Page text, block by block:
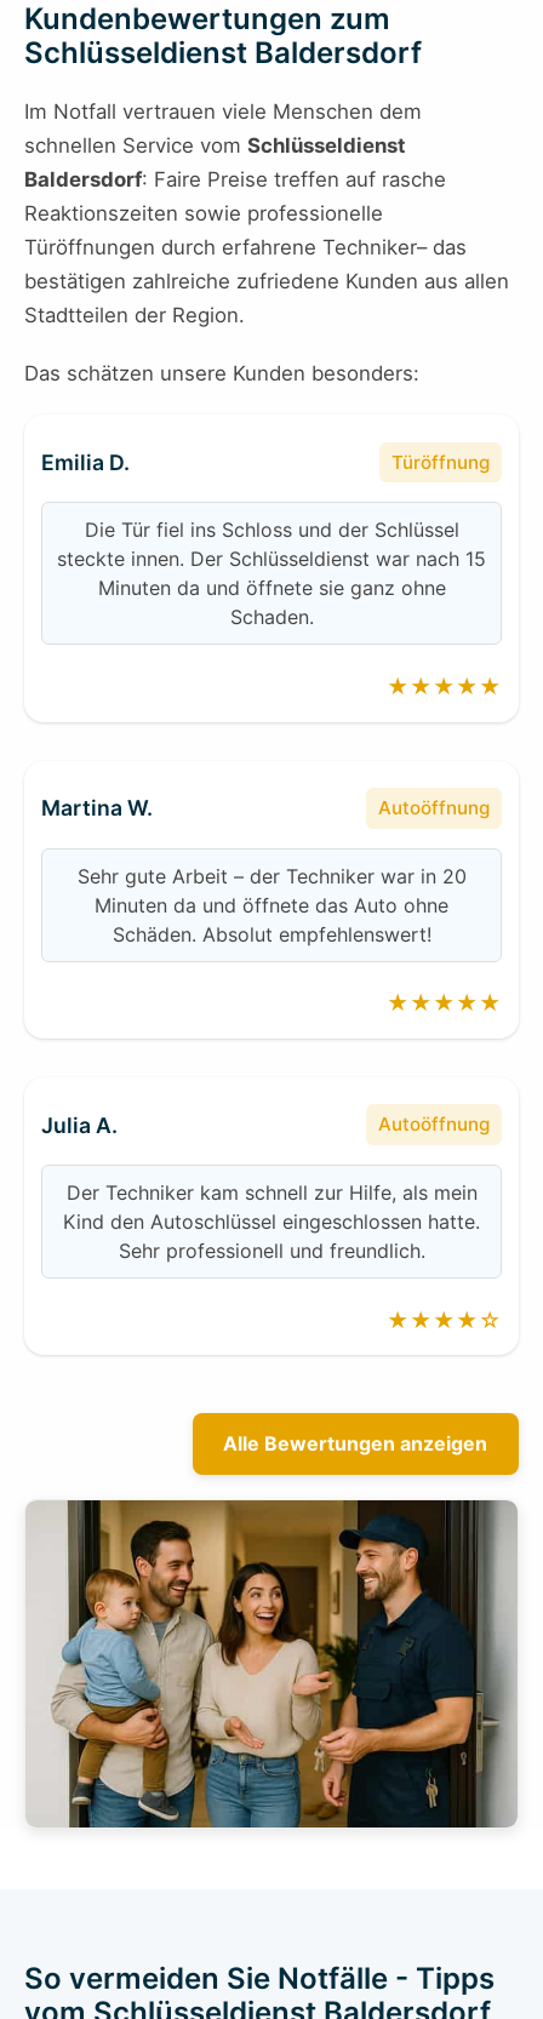
Kundenbewertungen zum
Schlüsseldienst Baldersdorf
Im Notfall vertrauen viele Menschen dem
schnellen Service vom Schlüsseldienst
Baldersdorf: Faire Preise treffen auf rasche
Reaktionszeiten sowie professionelle
Türöffnungen durch erfahrene Techniker– das
bestätigen zahlreiche zufriedene Kunden aus allen
Stadtteilen der Region.
Das schätzen unsere Kunden besonders:
Emilia D. Türöffnung
Die Tür fiel ins Schloss und der Schlüssel
steckte innen. Der Schlüsseldienst war nach 15
Minuten da und öffnete sie ganz ohne
Schaden.
★★★★★
Martina W. Autoöffnung
Sehr gute Arbeit – der Techniker war in 20
Minuten da und öffnete das Auto ohne
Schäden. Absolut empfehlenswert!
★★★★★
Julia A. Autoöffnung
Der Techniker kam schnell zur Hilfe, als mein
Kind den Autoschlüssel eingeschlossen hatte.
Sehr professionell und freundlich.
★★★★☆
Alle Bewertungen anzeigen
So vermeiden Sie Notfälle - Tipps